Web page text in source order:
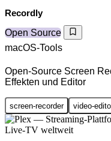
Recordly
Open Source
macOS-Tools
Open-Source Screen
Effekten und Editor
screen-recorder video-